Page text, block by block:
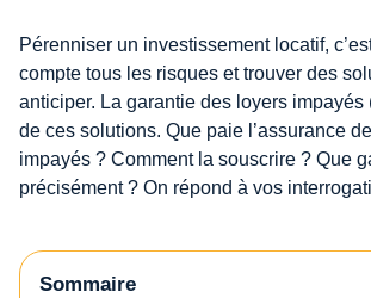
Pérenniser un investissement locatif,
compte tous les risques et trouver des
anticiper. La garantie des loyers impayés
de ces solutions. Que paie l’assurance
impayés ? Comment la souscrire ? Que
précisément ? On répond à vos
Sommaire